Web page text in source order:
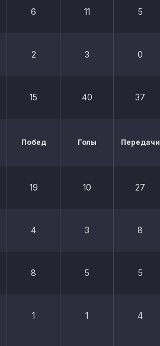
6 11 5
2 3 0
15 40 37
Побед Голы Передачи
19 10 27
4 3 8
8 5 5
1 1 4